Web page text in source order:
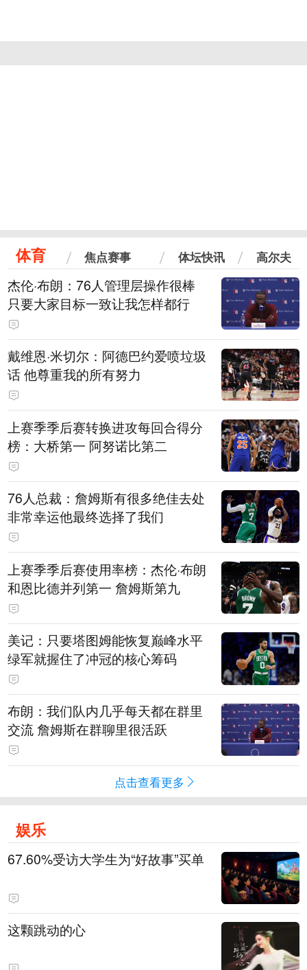
体育 焦点赛事 体坛快讯 高尔夫
杰伦·布朗：76人管理层操作很棒
只要大家目标一致让我怎样都行
戴维恩·米切尔：阿德巴约爱喷垃圾
话 他尊重我的所有努力
上赛季季后赛转换进攻每回合得分
榜：大桥第一 阿努诺比第二
76人总裁：詹姆斯有很多绝佳去处
非常幸运他最终选择了我们
上赛季季后赛使用率榜：杰伦·布朗
和恩比德并列第一 詹姆斯第九
美记：只要塔图姆能恢复巅峰水平
绿军就握住了冲冠的核心筹码
布朗：我们队内几乎每天都在群里
交流 詹姆斯在群聊里很活跃
点击查看更多
娱乐
67.60%受访大学生为“好故事”买单
这颗跳动的心